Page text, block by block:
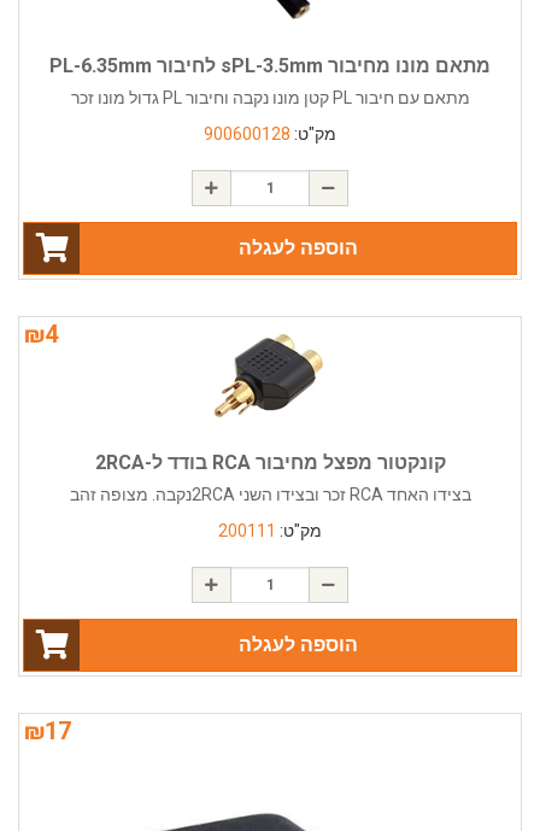
מתאם מונו מחיבור sPL-3.5mm לחיבור PL-6.35mm
מתאם עם חיבור PL קטן מונו נקבה וחיבור PL גדול מונו זכר
מק"ט: 900600128
הוספה לעגלה
₪4
קונקטור מפצל מחיבור RCA בודד ל-2RCA
בצידו האחד RCA זכר ובצידו השני 2RCAנקבה. מצופה זהב
מק"ט: 200111
הוספה לעגלה
₪17